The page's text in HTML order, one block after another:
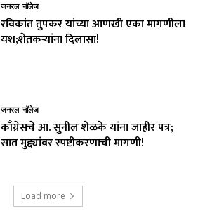
जनरल नॉलेज
रविकांत तुपकर यांच्या आणखी एका मागणीला
यश;शेतकऱ्यांना दिलासा!
जनरल नॉलेज
काँग्रेसचे आ. सुनील शेळके यांना जाहीर पत्र;
सात मुद्द्यांवर स्पष्टीकरणाची मागणी!
Load more